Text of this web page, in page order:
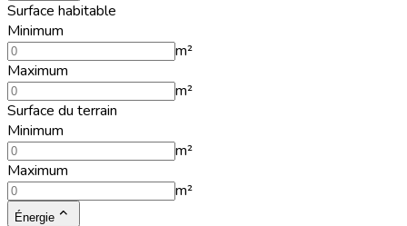
Surface habitable
Minimum
m²
Maximum
m²
Surface du terrain
Minimum
m²
Maximum
m²
Énergie